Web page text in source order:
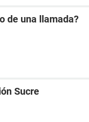
de una llamada?
Sucre